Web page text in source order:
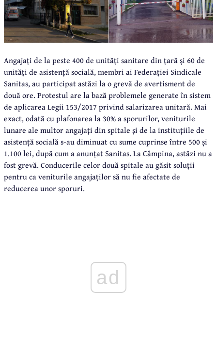
Angajați de la peste 400 de unități sanitare din țară și 60 de
unități de asistență socială, membri ai Federației Sindicale
Sanitas, au participat astăzi la o grevă de avertisment de
două ore. Protestul are la bază problemele generate în sistem
de aplicarea Legii 153/2017 privind salarizarea unitară. Mai
exact, odată cu plafonarea la 30% a sporurilor, veniturile
lunare ale multor angajați din spitale și de la instituțiile de
asistență socială s-au diminuat cu sume cuprinse între 500 și
1.100 lei, după cum a anunțat Sanitas. La Câmpina, astăzi nu a
fost grevă. Conducerile celor două spitale au găsit soluții
pentru ca veniturile angajaților să nu fie afectate de
reducerea unor sporuri.
ad